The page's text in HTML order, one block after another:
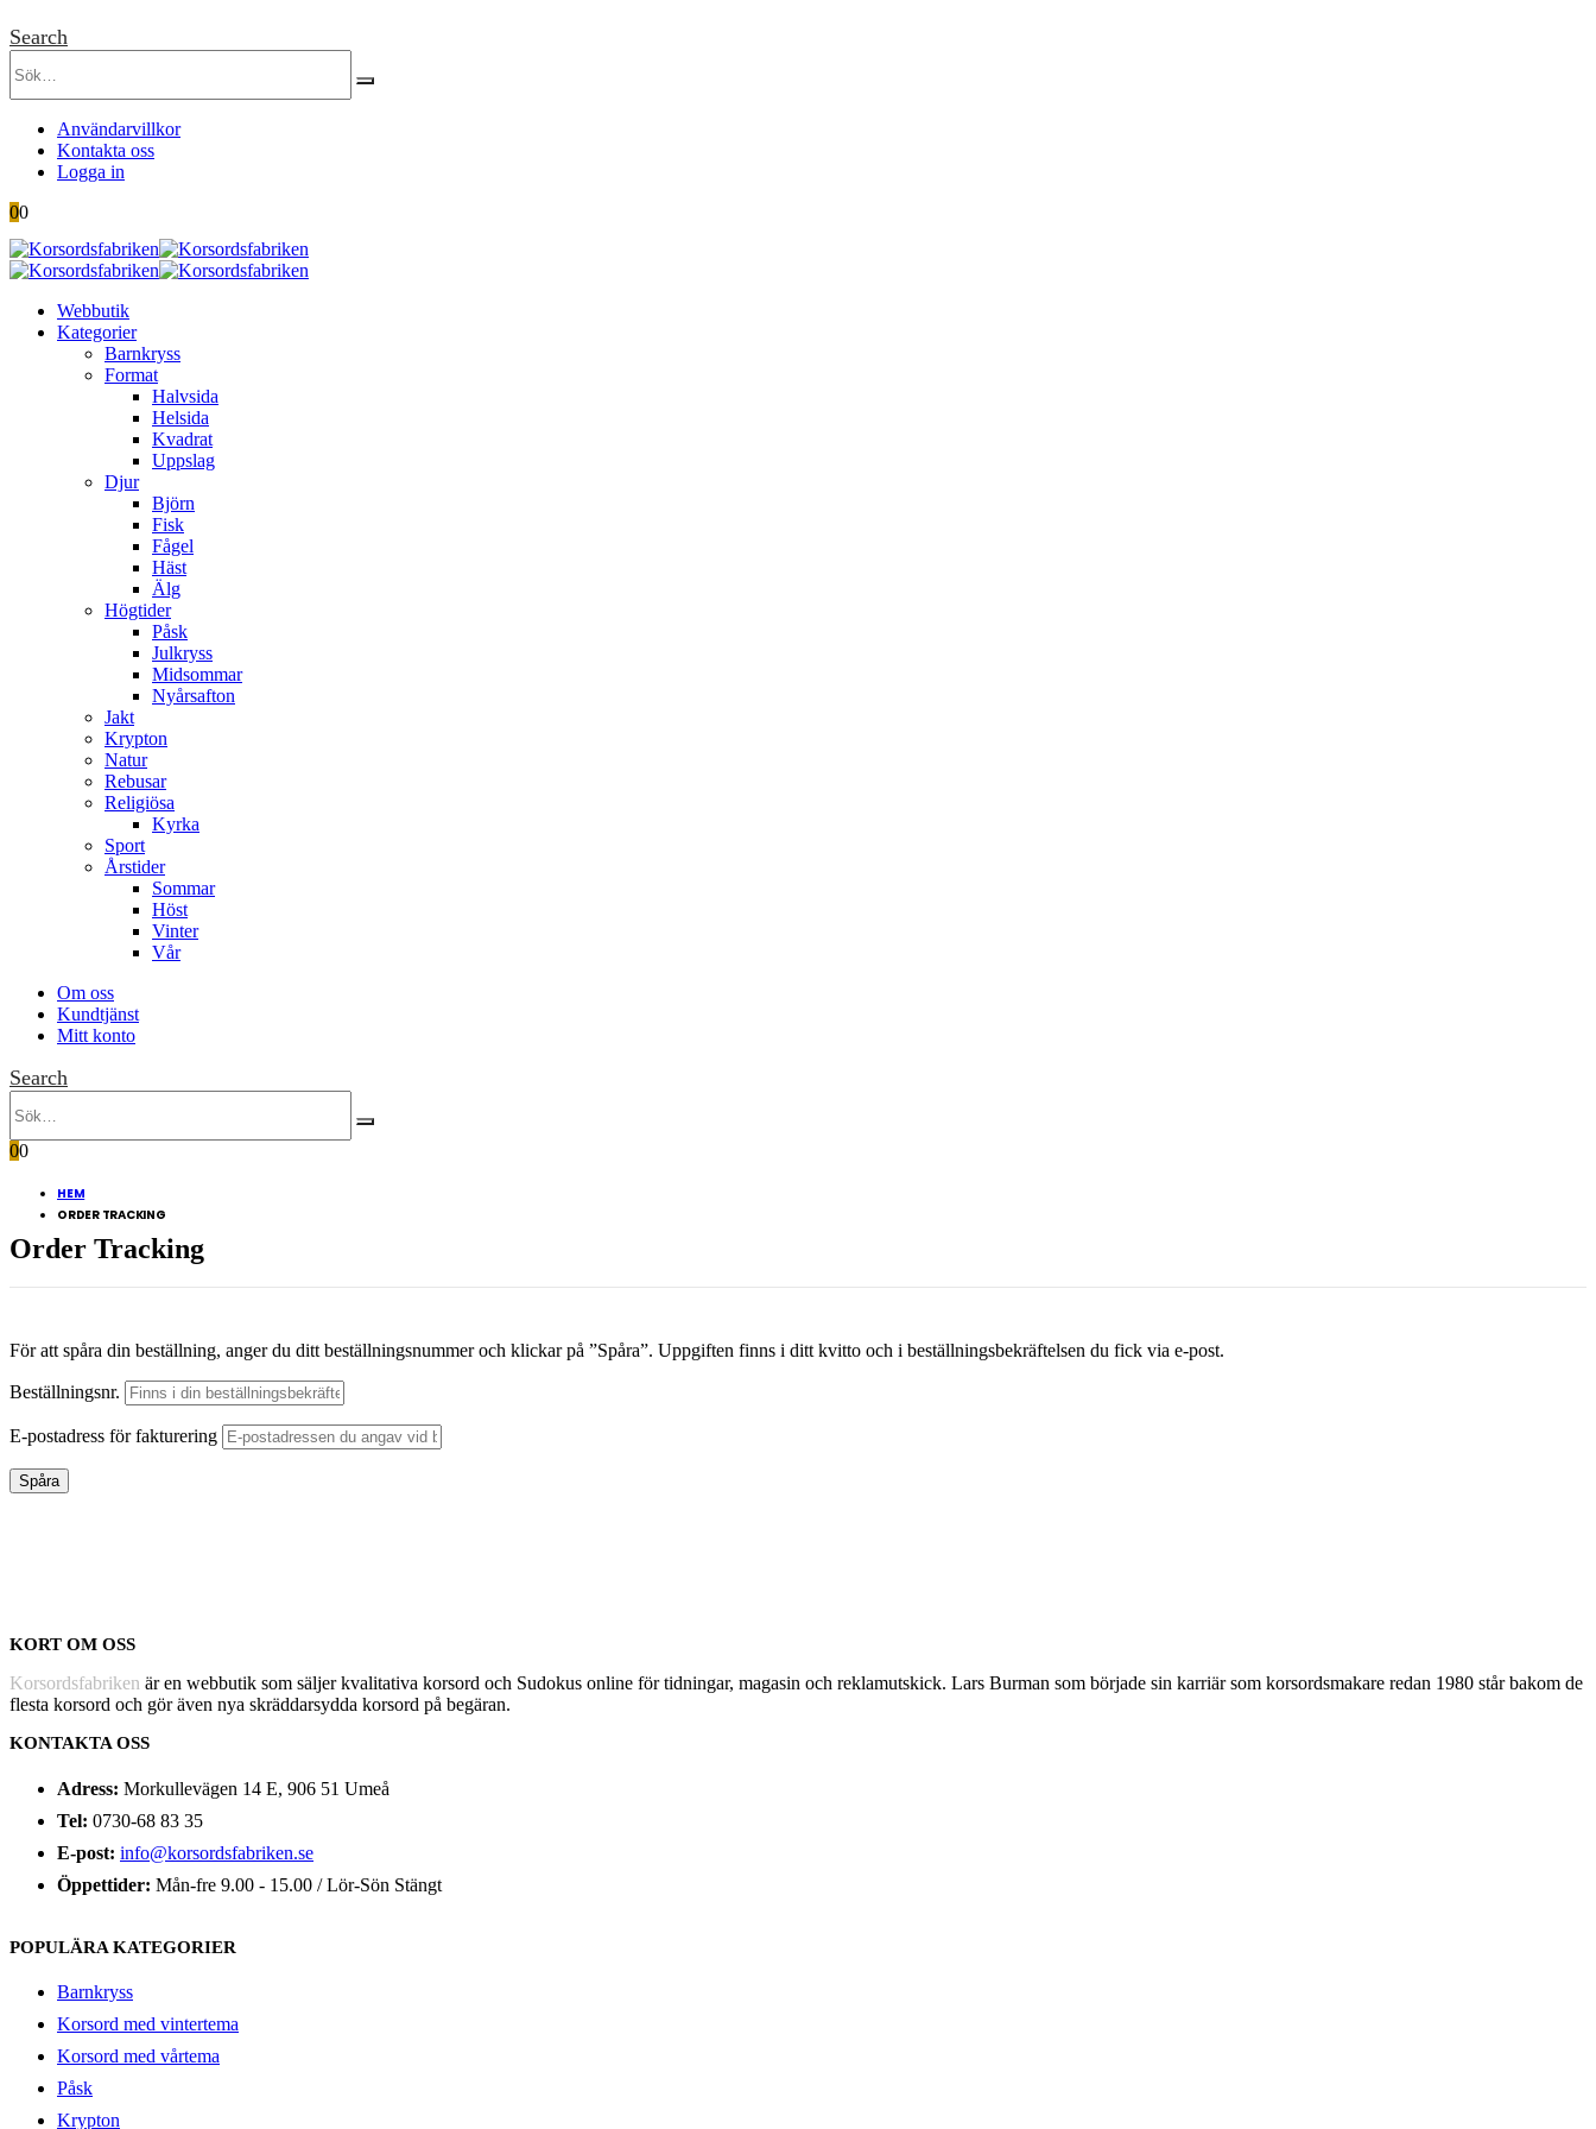
Search
Användarvillkor
Kontakta oss
Logga in
00
Webbutik
Kategorier
Barnkryss
Format
Halvsida
Helsida
Kvadrat
Uppslag
Djur
Björn
Fisk
Fågel
Häst
Älg
Högtider
Påsk
Julkryss
Midsommar
Nyårsafton
Jakt
Krypton
Natur
Rebusar
Religiösa
Kyrka
Sport
Årstider
Sommar
Höst
Vinter
Vår
Om oss
Kundtjänst
Mitt konto
Search
00
HEM
ORDER TRACKING
Order Tracking
För att spåra din beställning, anger du ditt beställningsnummer och klickar på ”Spåra”. Uppgiften finns i ditt kvitto och i beställningsbekräftelsen du fick via e-post.
Beställningsnr.
E-postadress för fakturering
Spåra
KORT OM OSS
Korsordsfabriken är en webbutik som säljer kvalitativa korsord och Sudokus online för tidningar, magasin och reklamutskick. Lars Burman som började sin karriär som korsordsmakare redan 1980 står bakom de
flesta korsord och gör även nya skräddarsydda korsord på begäran.
KONTAKTA OSS
Adress: Morkullevägen 14 E, 906 51 Umeå
Tel: 0730-68 83 35
E-post: info@korsordsfabriken.se
Öppettider: Mån-fre 9.00 - 15.00 / Lör-Sön Stängt
POPULÄRA KATEGORIER
Barnkryss
Korsord med vintertema
Korsord med vårtema
Påsk
Krypton